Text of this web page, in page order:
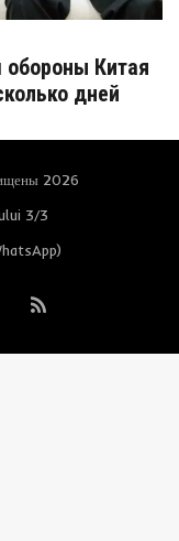
обороны Китая
дней
2026
3/3
TikTokRSS